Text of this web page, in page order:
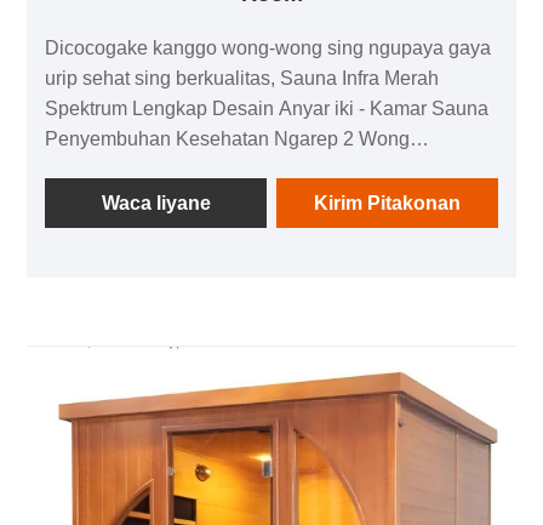
Dicocogake kanggo wong-wong sing ngupaya gaya
urip sehat sing berkualitas, Sauna Infra Merah
Spektrum Lengkap Desain Anyar iki - Kamar Sauna
Penyembuhan Kesehatan Ngarep 2 Wong
kesehatan multi-dimensi, dadi pilihan sing cocog
kanggo kesehatan omah lan skenario kesehatan
detoksifikasi ing sak ruang, nggawe "kabin
penyembuhan fisik lan mental" pribadi kanggo
sampeyan.
Waca liyane Kirim Pitakonan